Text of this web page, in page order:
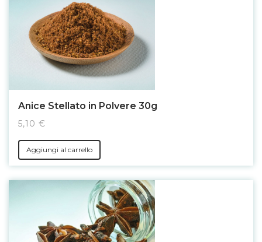
Anice Stellato in Polvere 30g
5,10 €
Aggiungi al carrello